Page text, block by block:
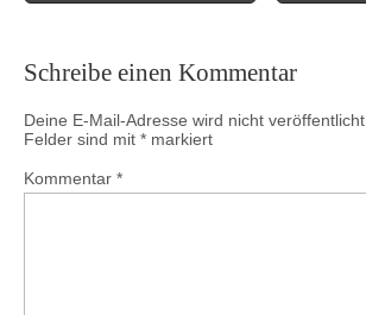
Schreibe einen Kommentar
Deine E-Mail-Adresse wird nicht veröffentlicht.
Felder sind mit * markiert
Kommentar *